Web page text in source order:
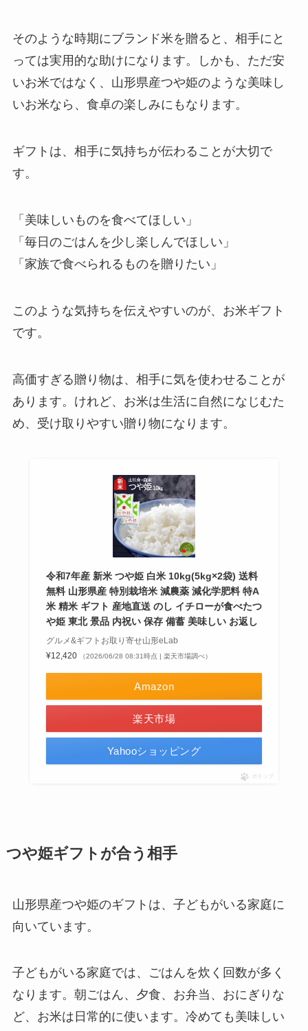
そのような時期にブランド米を贈ると、相手にと
っては実用的な助けになります。しかも、ただ安
いお米ではなく、山形県産つや姫のような美味し
いお米なら、食卓の楽しみにもなります。
ギフトは、相手に気持ちが伝わることが大切で
す。
「美味しいものを食べてほしい」
「毎日のごはんを少し楽しんでほしい」
「家族で食べられるものを贈りたい」
このような気持ちを伝えやすいのが、お米ギフト
です。
高価すぎる贈り物は、相手に気を使わせることが
あります。けれど、お米は生活に自然になじむた
め、受け取りやすい贈り物になります。
令和7年産 新米 つや姫 白米 10kg(5kg×2袋) 送料
無料 山形県産 特別栽培米 減農薬 減化学肥料 特A
米 精米 ギフト 産地直送 のし イチローが食べたつ
や姫 東北 景品 内祝い 保存 備蓄 美味しい お返し
グルメ&ギフトお取り寄せ山形eLab
¥12,420
（2026/06/28 08:31時点 | 楽天市場調べ）
Amazon
楽天市場
Yahooショッピング
ポチップ
つや姫ギフトが合う相手
山形県産つや姫のギフトは、子どもがいる家庭に
向いています。
子どもがいる家庭では、ごはんを炊く回数が多く
なります。朝ごはん、夕食、お弁当、おにぎりな
ど、お米は日常的に使います。冷めても美味しい